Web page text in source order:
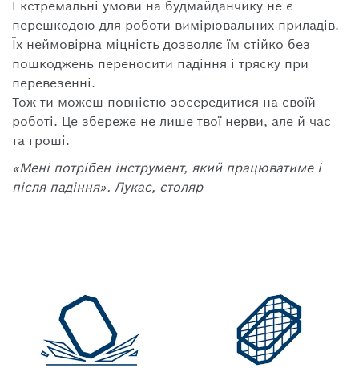
Екстремальні умови на будмайданчику не є
перешкодою для роботи вимірювальних приладів.
Їх неймовірна міцність дозволяє їм стійко без
пошкоджень переносити падіння і тряску при
перевезенні.
Тож ти можеш повністю зосередитися на своїй
роботі. Це збереже не лише твої нерви, але й час
та гроші.
«Мені потрібен інструмент, який працюватиме і
після падіння». Лукас, столяр